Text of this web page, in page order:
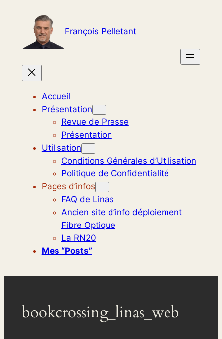
contenu
François Pelletant
Accueil
Présentation
Revue de Presse
Présentation
Utilisation
Conditions Générales d’Utilisation
Politique de Confidentialité
Pages d’infos
FAQ de Linas
Ancien site d’info déploiement
Fibre Optique
La RN20
Mes “posts”
bookcrossing_linas_web